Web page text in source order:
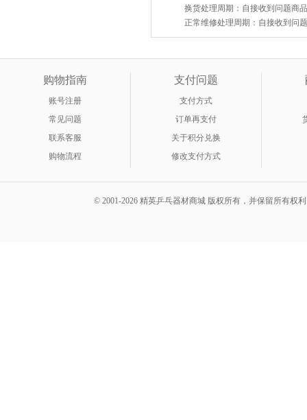
换货处理周期：自接收到问题商
正常维修处理周期：自接收到问
购物指南
账号注册
常见问题
联系客服
购物流程
支付问题
支付方式
订单再支付
关于积分兑换
修改支付方式
© 2001-2026 精英乒乓器材商城 版权所有，并保留所有权